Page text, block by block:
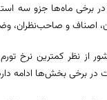
ادامه داد: در سال ۱۴۰۳ استان در
اصناف و صاحب‌نظران،
۱۴۰۵ استان دوم کشور از
در برخی بخش‌ها ادامه